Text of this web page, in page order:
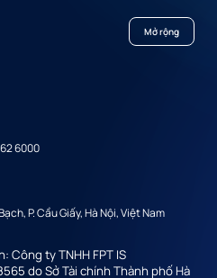
Mở rộng
6000
P. Cầu Giấy, Hà Nội, Việt Nam
Công ty TNHH FPT IS
do Sở Tài chính Thành phố Hà